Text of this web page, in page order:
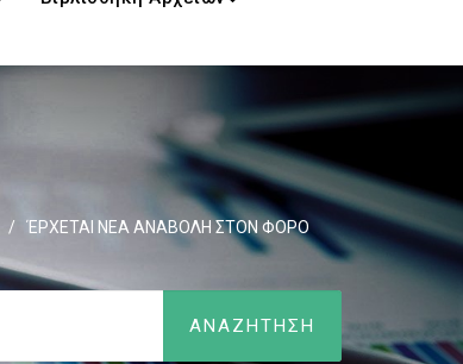
/
ΈΡΧΕΤΑΙ ΝΕΑ ΑΝΑΒΟΛΗ ΣΤΟΝ ΦΟΡΟ